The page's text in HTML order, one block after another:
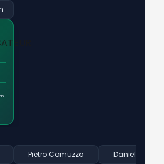
Pietro Comuzzo Daniele